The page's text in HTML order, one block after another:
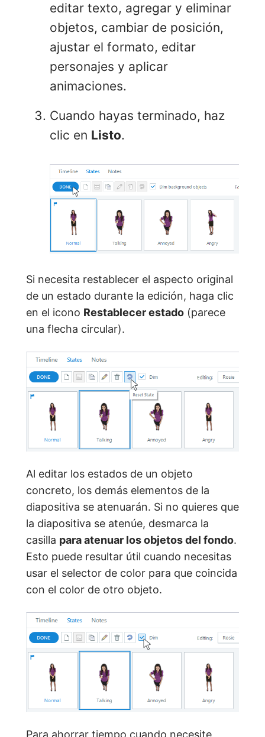
editar texto, agregar y eliminar
objetos, cambiar de posición,
ajustar el formato, editar
personajes y aplicar
animaciones.
Cuando hayas terminado, haz
clic en Listo.
Si necesita restablecer el aspecto original
de un estado durante la edición, haga clic
en el icono Restablecer estado (parece
una flecha circular).
Al editar los estados de un objeto
concreto, los demás elementos de la
diapositiva se atenuarán. Si no quieres que
la diapositiva se atenúe, desmarca la
casilla para atenuar los objetos del fondo.
Esto puede resultar útil cuando necesitas
usar el selector de color para que coincida
con el color de otro objeto.